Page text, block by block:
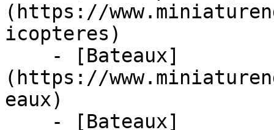
(https://
icopteres)
(https://
eaux)